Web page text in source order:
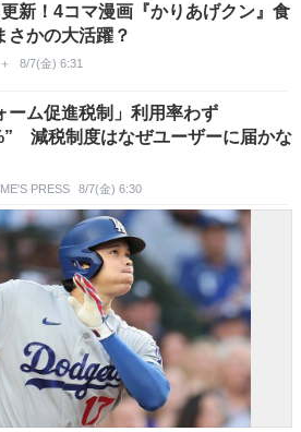
新！4コマ漫画『かりあげクン』食
さかの大活躍？
8/7(金) 6:31
ーム促進税制」利用率わず
減税制度はなぜユーザーに届かな
PRESS 8/7(金) 6:30